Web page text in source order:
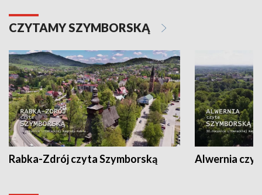
CZYTAMY SZYMBORSKĄ
Rabka-Zdrój czyta Szymborską Alwernia